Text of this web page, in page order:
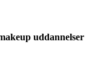
uddannelser